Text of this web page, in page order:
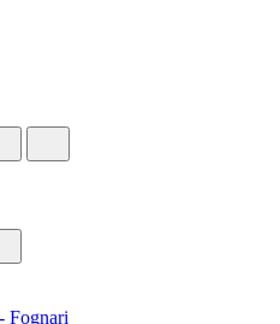
Fognari